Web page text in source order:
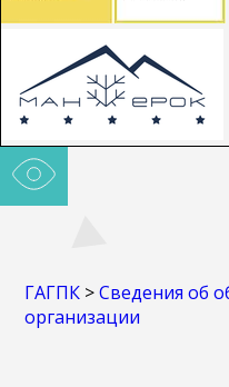
ГАГПК >Сведения об
организации